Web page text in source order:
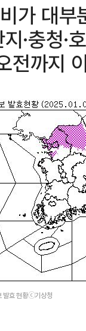
가 대부
·충청·
전까지
발효 현황ⓒ기상청